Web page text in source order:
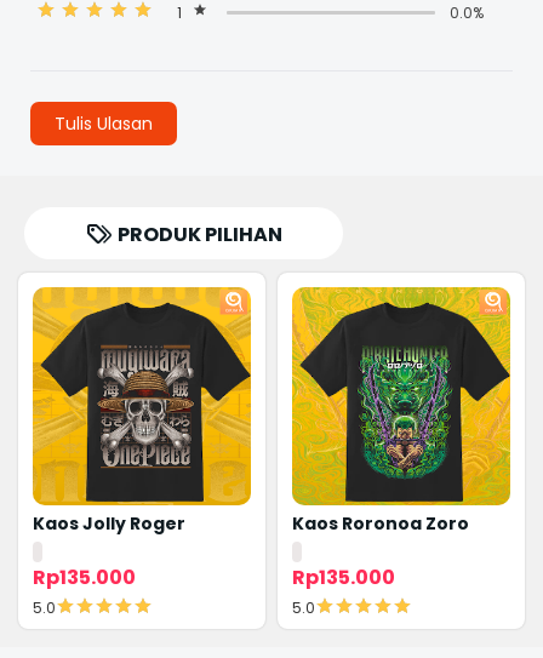
1
0.0%
Tulis Ulasan
PRODUK PILIHAN
Kaos Jolly Roger
Rp135.000
5.0
Kaos Roronoa Zoro
Rp135.000
5.0